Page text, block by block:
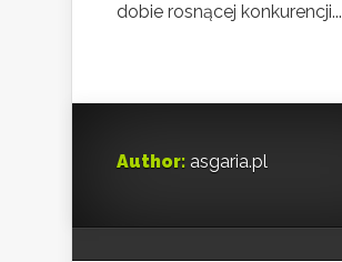
dobie rosnącej konkurencji...
Author: asgaria.pl